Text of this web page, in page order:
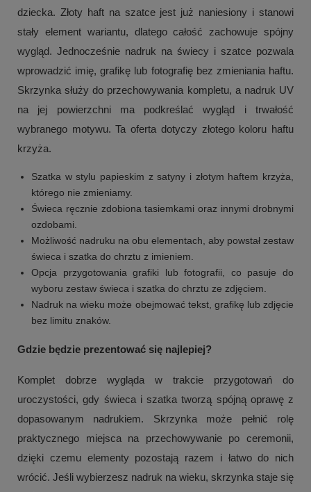
dziecka. Złoty haft na szatce jest już naniesiony i stanowi
stały element wariantu, dlatego całość zachowuje spójny
wygląd. Jednocześnie nadruk na świecy i szatce pozwala
wprowadzić imię, grafikę lub fotografię bez zmieniania haftu.
Skrzynka służy do przechowywania kompletu, a nadruk UV
na jej powierzchni ma podkreślać wygląd i trwałość
wybranego motywu. Ta oferta dotyczy złotego koloru haftu
krzyża.
Szatka w stylu papieskim z satyny i złotym haftem krzyża,
którego nie zmieniamy.
Świeca ręcznie zdobiona tasiemkami oraz innymi drobnymi
ozdobami.
Możliwość nadruku na obu elementach, aby powstał zestaw
świeca i szatka do chrztu z imieniem.
Opcja przygotowania grafiki lub fotografii, co pasuje do
wyboru zestaw świeca i szatka do chrztu ze zdjęciem.
Nadruk na wieku może obejmować tekst, grafikę lub zdjęcie
bez limitu znaków.
Gdzie będzie prezentować się najlepiej?
Komplet dobrze wygląda w trakcie przygotowań do
uroczystości, gdy świeca i szatka tworzą spójną oprawę z
dopasowanym nadrukiem. Skrzynka może pełnić rolę
praktycznego miejsca na przechowywanie po ceremonii,
dzięki czemu elementy pozostają razem i łatwo do nich
wrócić. Jeśli wybierzesz nadruk na wieku, skrzynka staje się